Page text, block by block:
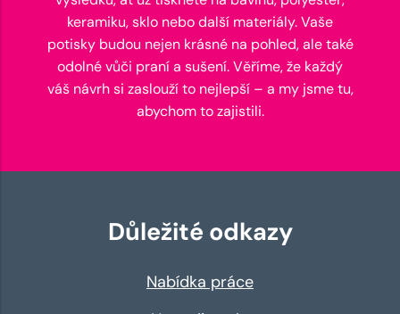
keramiku, sklo nebo další materiály. Vaše
potisky budou nejen krásné na pohled, ale také
odolné vůči praní a sušení. Věříme, že každý
váš návrh si zaslouží to nejlepší – a my jsme tu,
abychom to zajistili.
Důležité odkazy
Nabídka práce